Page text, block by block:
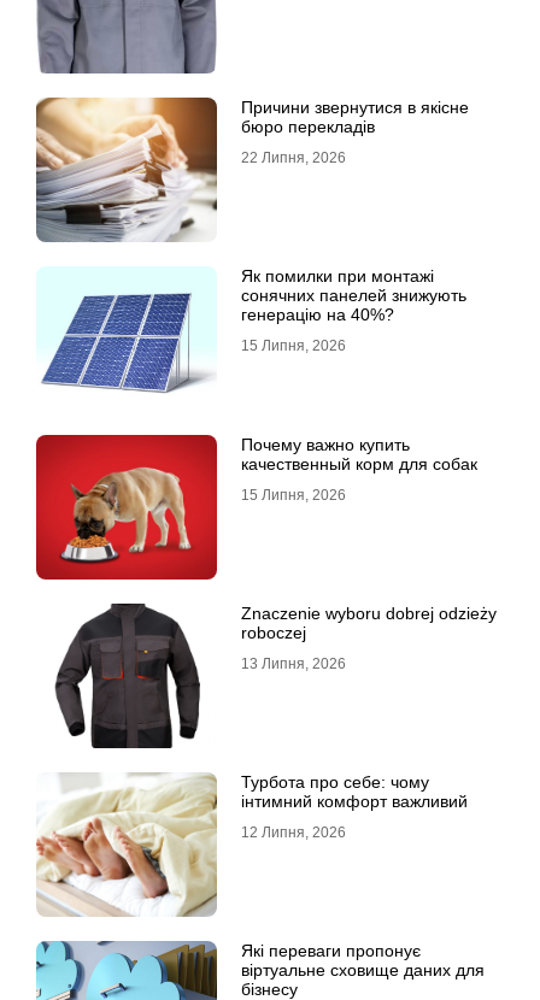
Причини звернутися в якісне
бюро перекладів
22 Липня, 2026
Як помилки при монтажі
сонячних панелей знижують
генерацію на 40%?
15 Липня, 2026
Почему важно купить
качественный корм для собак
15 Липня, 2026
Znaczenie wyboru dobrej odzieży
roboczej
13 Липня, 2026
Турбота про себе: чому
інтимний комфорт важливий
12 Липня, 2026
Які переваги пропонує
віртуальне сховище даних для
бізнесу